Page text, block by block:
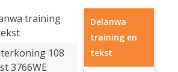
training
108
3766WE
Delanwa
training en
tekst